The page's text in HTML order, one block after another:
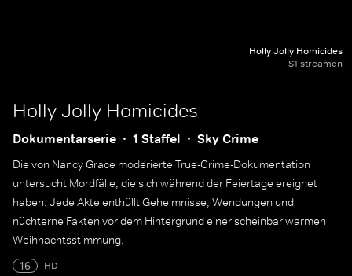
Holly Jolly Homicides
S1 streamen
Holly Jolly Homicides
Dokumentarserie 1 Staffel Sky Crime
Die von Nancy Grace moderierte True-Crime-Dokumentation
untersucht Mordfälle, die sich während der Feiertage ereignet
haben. Jede Akte enthüllt Geheimnisse, Wendungen und
nüchterne Fakten vor dem Hintergrund einer scheinbar warmen
Weihnachtsstimmung.
16
HD